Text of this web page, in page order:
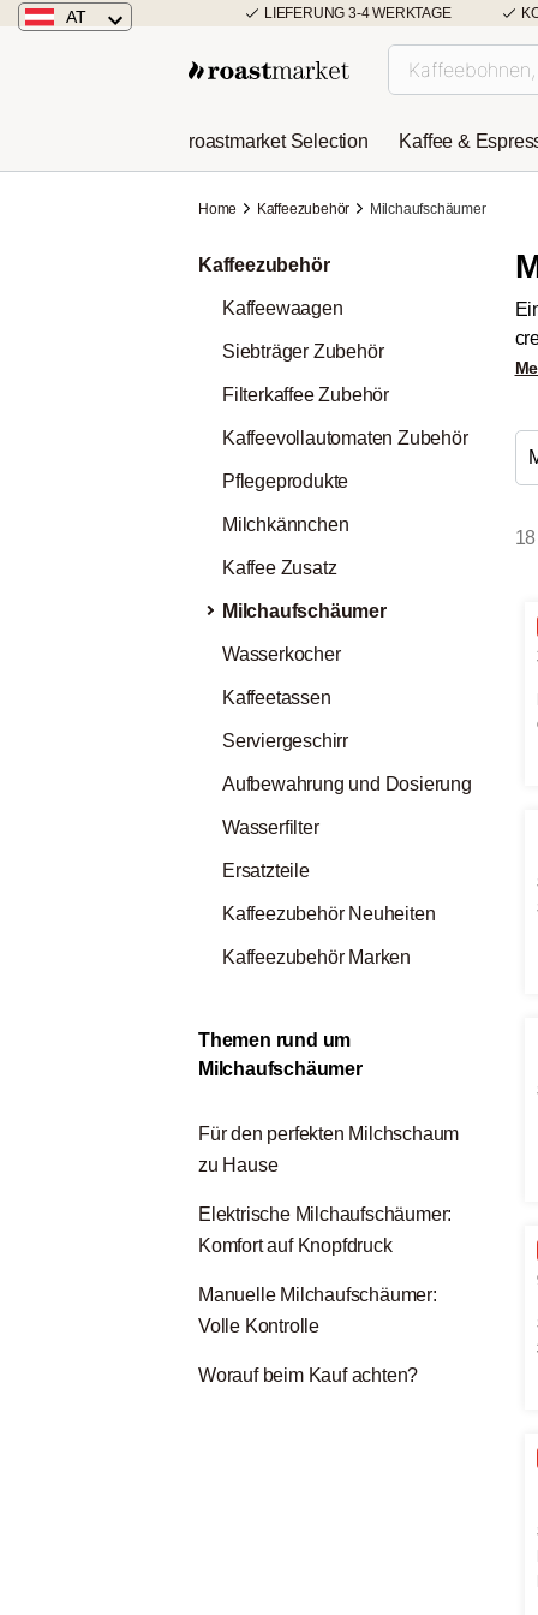
LIEFERUNG 3-4 WERKTAGE
AT
Niederlande
roastmarket Selection Kaffee &
Home Kaffeezubehör Milchaufschäumer
Kaffeezubehör
Kaffeewaagen
Siebträger Zubehör
Filterkaffee Zubehör
Kaffeevollautomaten Zubehör
Pflegeprodukte
Milchkännchen
Kaffee Zusatz
Milchaufschäumer
Wasserkocher
Kaffeetassen
Serviergeschirr
Aufbewahrung und Dosierung
Wasserfilter
Ersatzteile
Kaffeezubehör Neuheiten
Kaffeezubehör Marken
Themen rund um
Milchaufschäumer
Für den perfekten Milchschaum
zu Hause
Elektrische Milchaufschäumer:
Komfort auf Knopfdruck
Manuelle Milchaufschäumer:
Volle Kontrolle
Worauf beim Kauf achten?